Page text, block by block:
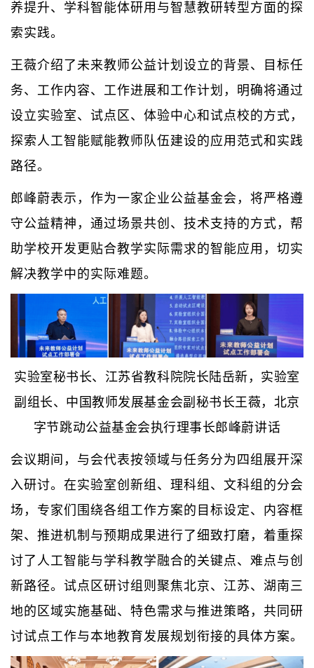
养提升、学科智能体研用与智慧教研转型方面的探
索实践。
王薇介绍了未来教师公益计划设立的背景、目标任
务、工作内容、工作进展和工作计划，明确将通过
设立实验室、试点区、体验中心和试点校的方式，
探索人工智能赋能教师队伍建设的应用范式和实践
路径。
郎峰蔚表示，作为一家企业公益基金会，将严格遵
守公益精神，通过场景共创、技术支持的方式，帮
助学校开发更贴合教学实际需求的智能应用，切实
解决教学中的实际难题。
实验室秘书长、江苏省教科院院长陆岳新，实验室
副组长、中国教师发展基金会副秘书长王薇，北京
字节跳动公益基金会执行理事长郎峰蔚讲话
会议期间，与会代表按领域与任务分为四组展开深
入研讨。在实验室创新组、理科组、文科组的分会
场，专家们围绕各组工作方案的目标设定、内容框
架、推进机制与预期成果进行了细致打磨，着重探
讨了人工智能与学科教学融合的关键点、难点与创
新路径。试点区研讨组则聚焦北京、江苏、湖南三
地的区域实施基础、特色需求与推进策略，共同研
讨试点工作与本地教育发展规划衔接的具体方案。